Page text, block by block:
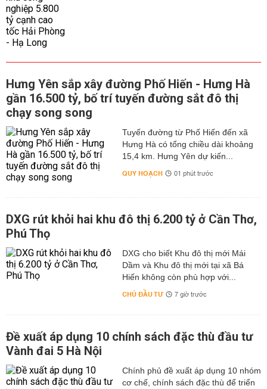
Hưng Yên sắp xây đường Phố Hiến - Hưng Hà
gần 16.500 tỷ, bố trí tuyến đường sắt đô thị
chạy song song
Tuyến đường từ Phố Hiến đến xã
Hưng Hà có tổng chiều dài khoảng
15,4 km. Hưng Yên dự kiến...
QUY HOẠCH 01 phút trước
DXG rút khỏi hai khu đô thị 6.200 tỷ ở Cần Thơ,
Phú Thọ
DXG cho biết Khu đô thị mới Mái
Dầm và Khu đô thị mới tại xã Bá
Hiến không còn phù hợp với...
CHỦ ĐẦU TƯ 7 giờ trước
Đề xuất áp dụng 10 chính sách đặc thù đầu tư
Vành đai 5 Hà Nội
Chính phủ đề xuất áp dụng 10 nhóm
cơ chế, chính sách đặc thù để triển